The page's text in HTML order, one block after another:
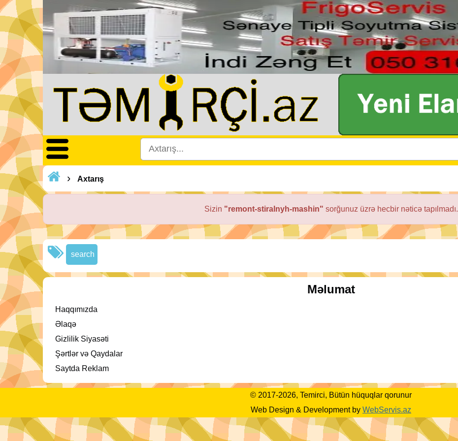
› Axtarış
Sizin "remont-stiralnyh-mashin" sorğunuz üzrə hecbir nəticə tapılmadı.
search
Məlumat
Haqqımızda
Əlaqə
Gizlilik Siyasəti
Şərtlər və Qaydalar
Saytda Reklam
© 2017-2026, Temirci, Bütün hüquqlar qorunur
Web Design & Development by WebServis.az